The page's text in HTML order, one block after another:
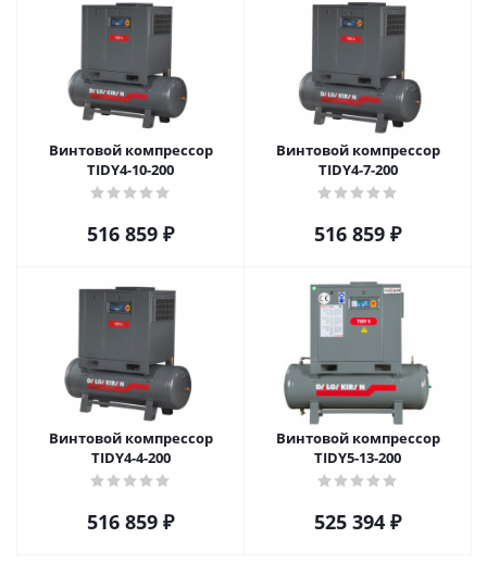
Винтовой компрессор
TIDY4-10-200
516 859 ₽
Винтовой компрессор
TIDY4-7-200
516 859 ₽
Винтовой компрессор
TIDY4-4-200
516 859 ₽
Винтовой компрессор
TIDY5-13-200
525 394 ₽